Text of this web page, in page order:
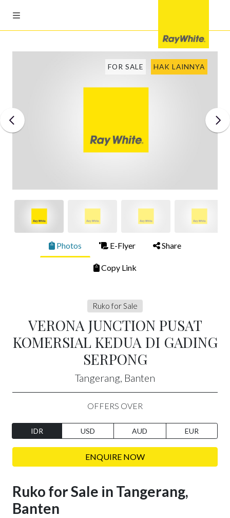
FOR SALE HAK LAINNYA
Photos E-Flyer Share
Copy Link
Ruko for Sale
VERONA JUNCTION PUSAT
KOMERSIAL KEDUA DI GADING
SERPONG
Tangerang, Banten
OFFERS OVER
IDR USD AUD EUR
ENQUIRE NOW
Ruko for Sale in Tangerang,
Banten